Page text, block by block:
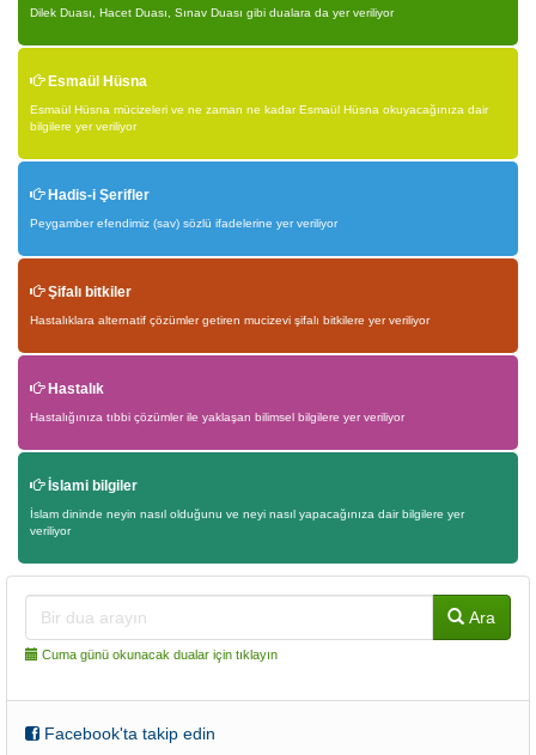
Dilek Duası, Hacet Duası, Sınav Duası gibi dualara da yer veriliyor
Esmaül Hüsna
Esmaül Hüsna mücizeleri ve ne zaman ne kadar Esmaül Hüsna okuyacağınıza dair
bilgilere yer veriliyor
Hadis-i Şerifler
Peygamber efendimiz (sav) sözlü ifadelerine yer veriliyor
Şifalı bitkiler
Hastalıklara alternatif çözümler getiren mucizevi şifalı bitkilere yer veriliyor
Hastalık
Hastalığınıza tıbbi çözümler ile yaklaşan bilimsel bilgilere yer veriliyor
İslami bilgiler
İslam dininde neyin nasıl olduğunu ve neyi nasıl yapacağınıza dair bilgilere yer
veriliyor
Ara
Cuma günü okunacak dualar için tıklayın
Facebook'ta takip edin